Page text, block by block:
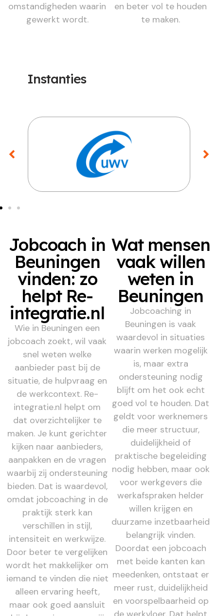
omstandigheden waarin
gewerkt wordt.
en beter vol te houden
te maken.
Instanties
Jobcoach in
Beuningen
vinden: zo
helpt Re-
integratie.nl
Wie in Beuningen een
jobcoach zoekt, wil vaak
snel weten welke
aanbieder past bij de
situatie, de hulpvraag en
de werkcontext. Re-
integratie.nl helpt om
dat overzichtelijker te
maken. Je kunt gerichter
kijken naar aanbieders,
aanpakken en de vragen
waarbij zij ondersteuning
bieden. Dat is waardevol,
omdat jobcoaching in de
praktijk sterk kan
verschillen in stijl,
intensiteit en werkwijze.
Door beter te vergelijken
wordt het makkelijker om
iemand te vinden die niet
alleen ervaring heeft,
maar ook goed aansluit
Wat mensen
vaak willen
weten in
Beuningen
Jobcoaching in
Beuningen is vaak
waardevol in situaties
waarin werken mogelijk
is, maar extra
ondersteuning nodig
blijft om het ook echt
goed vol te houden. Dat
geldt voor werknemers
die meer structuur,
duidelijkheid of
praktische begeleiding
nodig hebben, maar ook
voor werkgevers die
werkafspraken helder
willen krijgen en
duurzame inzetbaarheid
belangrijk vinden.
Doordat een jobcoach
met beide kanten kan
meedenken, ontstaat er
meer rust, duidelijkheid
en voorspelbaarheid op